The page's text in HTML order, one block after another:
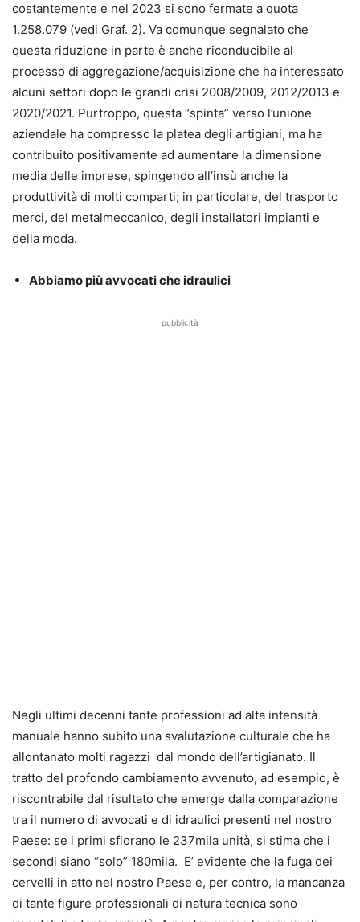
costantemente e nel 2023 si sono fermate a quota
1.258.079 (vedi Graf. 2). Va comunque segnalato che
questa riduzione in parte è anche riconducibile al
processo di aggregazione/acquisizione che ha interessato
alcuni settori dopo le grandi crisi 2008/2009, 2012/2013 e
2020/2021. Purtroppo, questa “spinta” verso l’unione
aziendale ha compresso la platea degli artigiani, ma ha
contribuito positivamente ad aumentare la dimensione
media delle imprese, spingendo all’insù anche la
produttività di molti comparti; in particolare, del trasporto
merci, del metalmeccanico, degli installatori impianti e
della moda.
Abbiamo più avvocati che idraulici
pubblicità
Negli ultimi decenni tante professioni ad alta intensità
manuale hanno subito una svalutazione culturale che ha
allontanato molti ragazzi dal mondo dell’artigianato. Il
tratto del profondo cambiamento avvenuto, ad esempio, è
riscontrabile dal risultato che emerge dalla comparazione
tra il numero di avvocati e di idraulici presenti nel nostro
Paese: se i primi sfiorano le 237mila unità, si stima che i
secondi siano “solo” 180mila. E’ evidente che la fuga dei
cervelli in atto nel nostro Paese e, per contro, la mancanza
di tante figure professionali di natura tecnica sono